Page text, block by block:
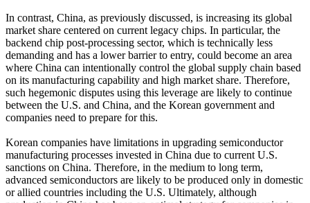
In contrast, China, as previously discussed, is increasing its global
market share centered on current legacy chips. In particular, the
backend chip post-processing sector, which is technically less
demanding and has a lower barrier to entry, could become an area
where China can intentionally control the global supply chain based
on its manufacturing capability and high market share. Therefore,
such hegemonic disputes using this leverage are likely to continue
between the U.S. and China, and the Korean government and
companies need to prepare for this.
Korean companies have limitations in upgrading semiconductor
manufacturing processes invested in China due to current U.S.
sanctions on China. Therefore, in the medium to long term,
advanced semiconductors are likely to be produced only in domestic
or allied countries including the U.S. Ultimately, although